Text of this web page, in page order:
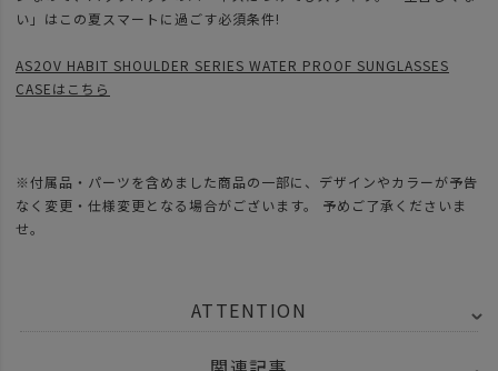
い」はこの夏スマートに過ごす必須条件!
AS2OV HABIT SHOULDER SERIES WATER PROOF SUNGLASSES
CASEはこちら
※付属品・パーツを含めました商品の一部に、デザインやカラーが予告
なく変更・仕様変更となる場合がございます。 予めご了承くださいま
せ。
ATTENTION